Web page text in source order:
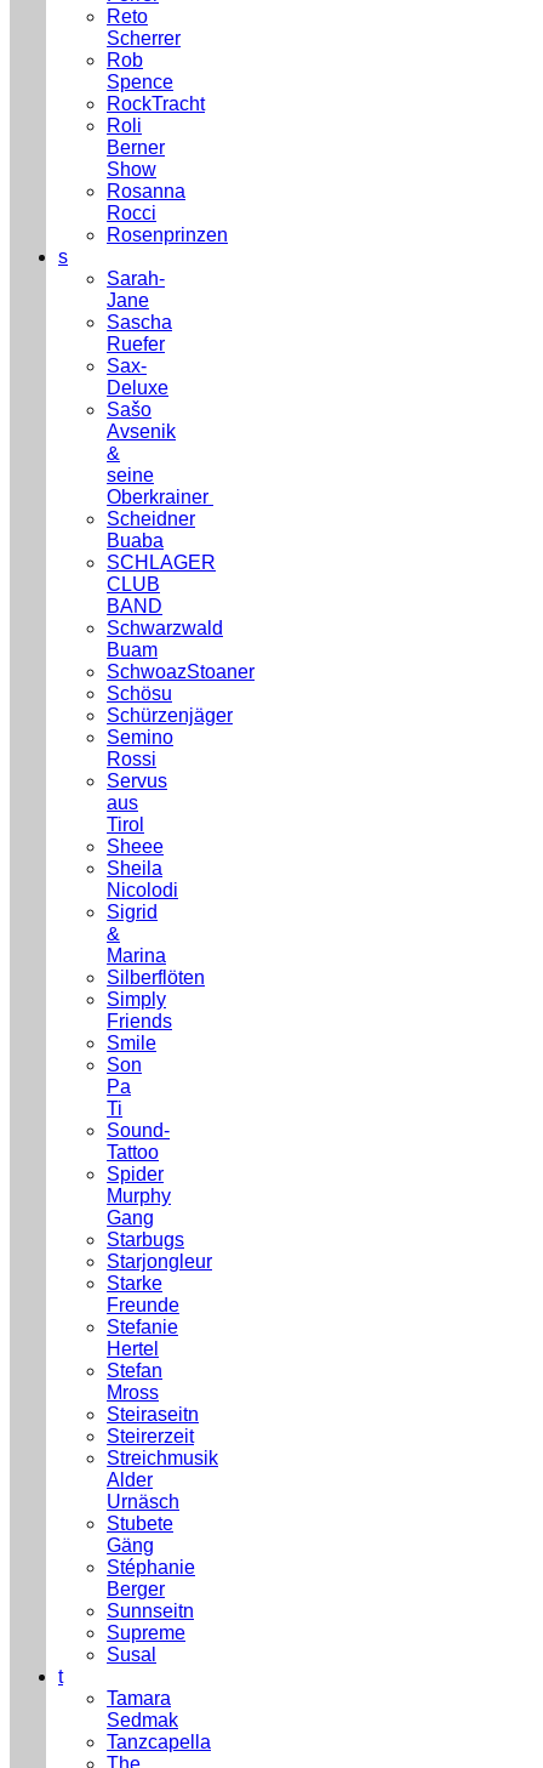
Reto
Scherrer
Rob
Spence
RockTracht
Roli
Berner
Show
Rosanna
Rocci
Rosenprinzen
s
Sarah-
Jane
Sascha
Ruefer
Sax-
Deluxe
Sašo
Avsenik
&
seine
Oberkrainer
Scheidner
Buaba
SCHLAGER
CLUB
BAND
Schwarzwald
Buam
SchwoazStoaner
Schösu
Schürzenjäger
Semino
Rossi
Servus
aus
Tirol
Sheee
Sheila
Nicolodi
Sigrid
&
Marina
Silberflöten
Simply
Friends
Smile
Son
Pa
Ti
Sound-
Tattoo
Spider
Murphy
Gang
Starbugs
Starjongleur
Starke
Freunde
Stefanie
Hertel
Stefan
Mross
Steiraseitn
Steirerzeit
Streichmusik
Alder
Urnäsch
Stubete
Gäng
Stéphanie
Berger
Sunnseitn
Supreme
Susal
t
Tamara
Sedmak
Tanzcapella
The